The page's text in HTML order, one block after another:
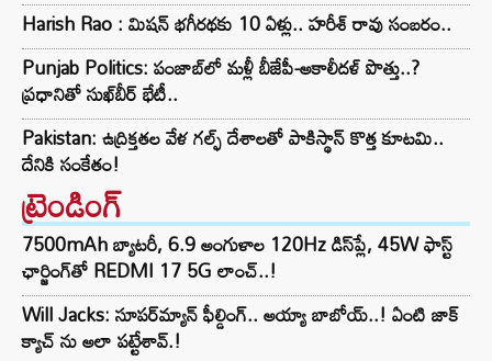
Harish Rao : మిషన్ భగీరథకు 10 ఏళ్లు.. హరీశ్ రావు సంబరం..
Punjab Politics: పంజాబ్‌లో మళ్లీ బీజేపీ-అకాలీదళ్ పొత్తు..?
ప్రధానితో సుఖ్‌బీర్ భేటీ..
Pakistan: ఉద్రిక్తతల వేళ గల్ఫ్ దేశాలతో పాకిస్థాన్ కొత్త కూటమి..
దేనికి సంకేతం!
ట్రెండింగ్‌
7500mAh బ్యాటరీ, 6.9 అంగుళాల 120Hz డిస్‌ప్లే, 45W ఫాస్ట్
ఛార్జింగ్‌తో REDMI 17 5G లాంచ్..!
Will Jacks: సూపర్‌మ్యాన్ ఫీల్డింగ్.. అయ్యా బాబోయ్..! ఏంటి జాక్
క్యాచ్ ను అలా పట్టేశావ్.!